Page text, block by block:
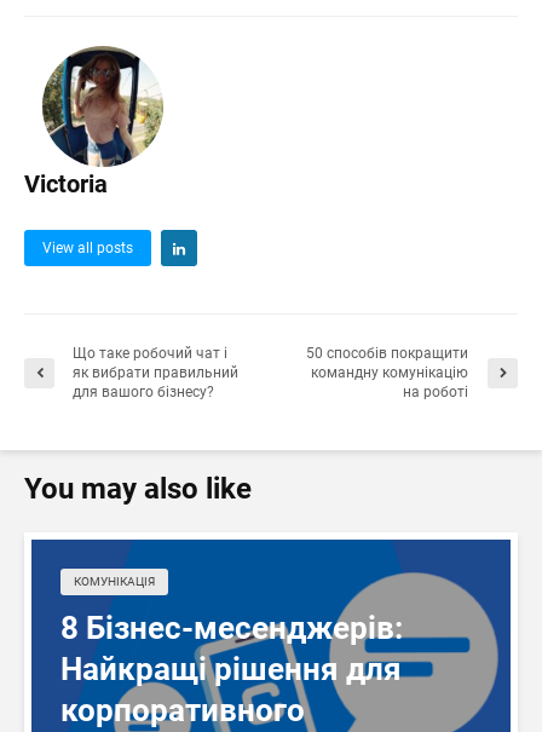
Victoria
View all posts
Що таке робочий чат і
як вибрати правильний
для вашого бізнесу?
50 способів покращити
командну комунікацію
на роботі
You may also like
КОМУНІКАЦІЯ
8 Бізнес-месенджерів:
Найкращі рішення для
корпоративного